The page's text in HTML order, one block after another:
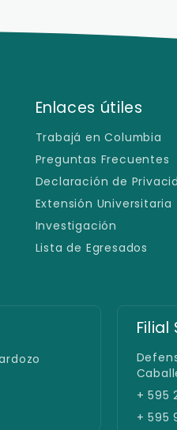
Enlaces útiles
Trabajá en Columbia
Preguntas Frecuentes
Declaración de
Extensión Universitaria
Investigación
Lista de Egresados
y
Avda.
+ 595
+ 595